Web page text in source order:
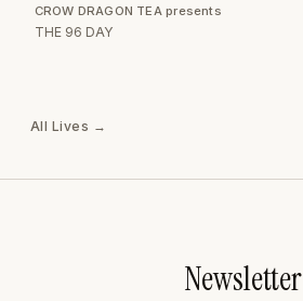
CROW DRAGON TEA presents
THE 96 DAY
All Lives →
Newsletter